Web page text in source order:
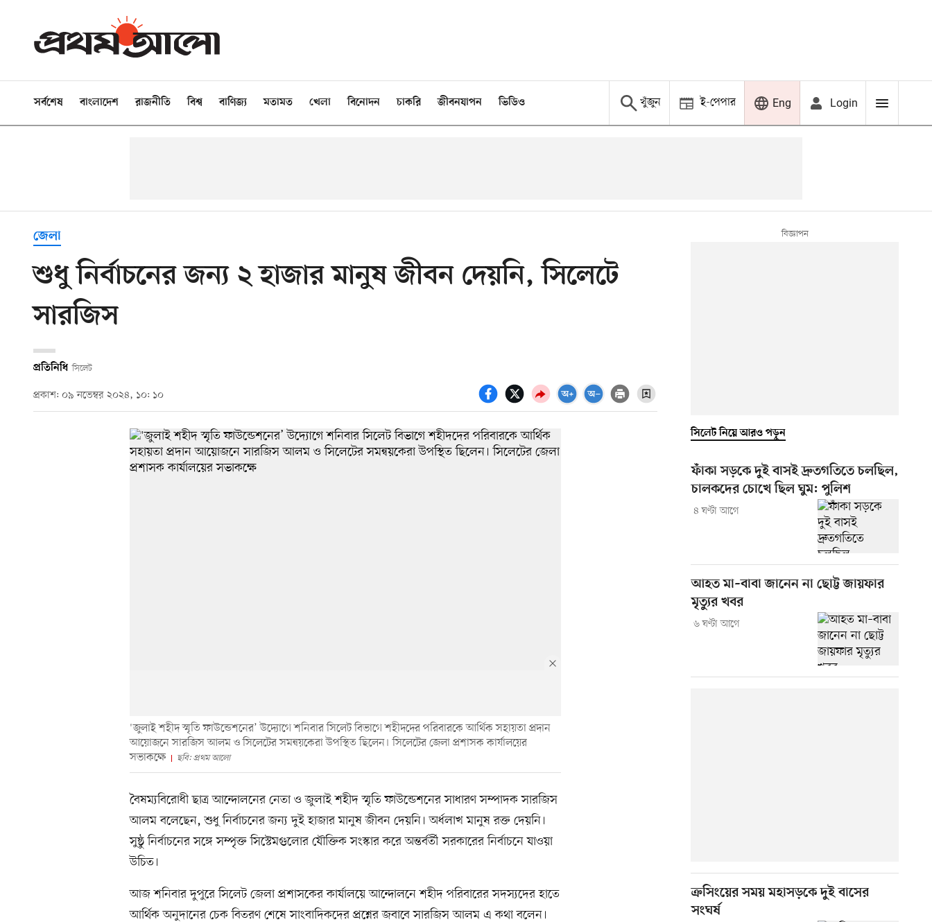
সর্বশেষ বাংলাদেশ রাজনীতি বিশ্ব বাণিজ্য মতামত খেলা বিনোদন চাকরি জীবনযাপন ভিডিও খুঁজুন ই-পেপার Eng Login
জেলা
শুধু নির্বাচনের জন্য ২ হাজার মানুষ জীবন দেয়নি, সিলেটে
সারজিস
প্রতিনিধি সিলেট
প্রকাশ: ০৯ নভেম্বর ২০২৪, ১০: ১০
'জুলাই শহীদ স্মৃতি ফাউন্ডেশনের’ ‍উদ্যোগে শনিবার সিলেট বিভাগে শহীদদের পরিবারকে আর্থিক সহায়তা প্রদান
আয়োজনে সারজিস আলম ও সিলেটের সমন্বয়কেরা উপস্থিত ছিলেন। সিলেটের জেলা প্রশাসক কার্যালয়ের
সভাকক্ষে
ছবি: প্রথম আলো
বৈষম্যবিরোধী ছাত্র আন্দোলনের নেতা ও জুলাই শহীদ স্মৃতি ফাউন্ডেশনের সাধারণ সম্পাদক সারজিস
আলম বলেছেন, শুধু নির্বাচনের জন্য দুই হাজার মানুষ জীবন দেয়নি। অর্ধলাখ মানুষ রক্ত দেয়নি।
সুষ্ঠু নির্বাচনের সঙ্গে সম্পৃক্ত সিস্টেমগুলোর যৌক্তিক সংস্কার করে অন্তর্বর্তী সরকারের নির্বাচনে যাওয়া
উচিত।
আজ শনিবার দুপুরে সিলেট জেলা প্রশাসকের কার্যালয়ে আন্দোলনে শহীদ পরিবারের সদস্যদের হাতে
আর্থিক অনুদানের চেক বিতরণ শেষে সাংবাদিকদের প্রশ্নের জবাবে সারজিস আলম এ কথা বলেন।
সিলেট নিয়ে আরও পড়ুন
ফাঁকা সড়কে দুই বাসই দ্রুতগতিতে চলছিল,
চালকদের চোখে ছিল ঘুম: পুলিশ
৪ ঘণ্টা আগে
আহত মা–বাবা জানেন না ছোট্ট জায়ফার
মৃত্যুর খবর
৬ ঘণ্টা আগে
ক্রসিংয়ের সময় মহাসড়কে দুই বাসের
সংঘর্ষ